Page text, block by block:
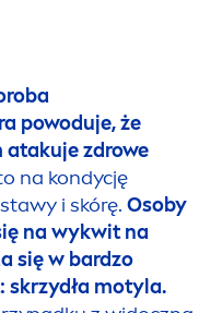
powoduje, że
atakuje zdrowe
na kondycję
i skórę. Osoby
na wykwit na
się w bardzo
skrzydła motyla.